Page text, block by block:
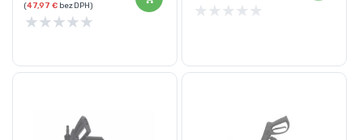
(47,97€bez DPH)
★★★★★
★ ★ ★ ★ ★